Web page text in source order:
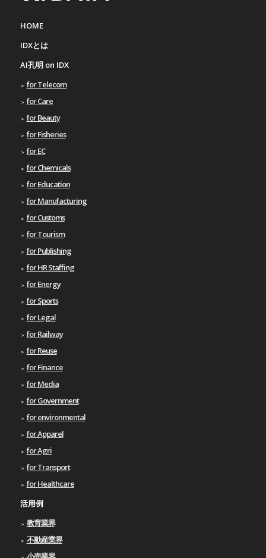
HOME
IDXとは
AI孔明 on IDX
for Telecom
for Care
for Beauty
for Fisheries
for EC
for Chemicals
for Education
for Manufacturing
for Customs
for Tourism
for Publishing
for HR Staffing
for Energy
for Sports
for Legal
for Railway
for Reuse
for Finance
for Media
for Government
for environmental
for Apparel
for Agri
for Transport
for Healthcare
活用例
教育業界
不動産業界